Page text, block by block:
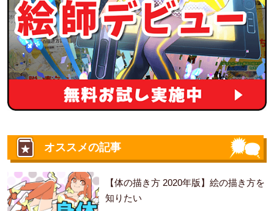
オススメの記事
【体の描き方 2020年版】絵の描き方を
知りたい